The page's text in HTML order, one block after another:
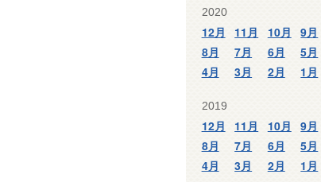
2020
12月 11月 10月
9月
8月
7月 6月
5月
4月
3月 2月 1月
2019
12月 11月 10月
9月
8月
7月 6月
5月
4月
3月 2月 1月